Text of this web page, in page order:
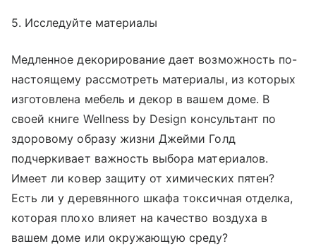
5. Исследуйте материалы
Медленное декорирование дает возможность по-
настоящему рассмотреть материалы, из которых
изготовлена мебель и декор в вашем доме. В
своей книге Wellness by Design консультант по
здоровому образу жизни Джейми Голд
подчеркивает важность выбора материалов.
Имеет ли ковер защиту от химических пятен?
Есть ли у деревянного шкафа токсичная отделка,
которая плохо влияет на качество воздуха в
вашем доме или окружающую среду?